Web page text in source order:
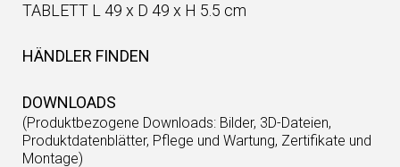
TABLETT L 49 x D 49 x H 5.5 cm
HÄNDLER FINDEN
DOWNLOADS
(Produktbezogene Downloads: Bilder, 3D-Dateien,
Produktdatenblätter, Pflege und Wartung, Zertifikate und
Montage)